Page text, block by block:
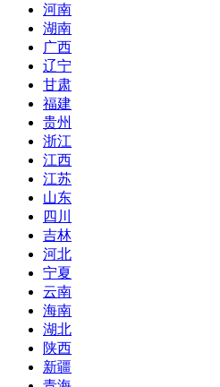
河南
湖南
广西
辽宁
甘肃
福建
贵州
浙江
江西
江苏
山东
四川
吉林
河北
宁夏
云南
海南
湖北
陕西
新疆